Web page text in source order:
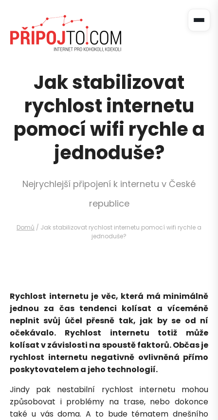
Jak stabilizovat
rychlost internetu
pomocí wifi rychle a
jednoduše?
Nejrychlejší připojení k internetu v České
republice
Domů / Jak stabilizovat rychlost internetu pomocí wifi rychle a
jednoduše?
Rychlost internetu je věc, která má minimálně
jednou za čas tendenci kolísat a víceméně
neplnit svůj účel přesně tak, jak by se od ní
očekávalo. Rychlost internetu totiž může
kolísat v závislosti na spoustě faktorů. Občas je
rychlost internetu negativně ovlivněná přímo
poskytovatelem a jeho technologií.
Jindy pak nestabilní rychlost internetu mohou
způsobovat i problémy na trase, nebo dokonce
také u vás doma. A to bude tématem dnešního